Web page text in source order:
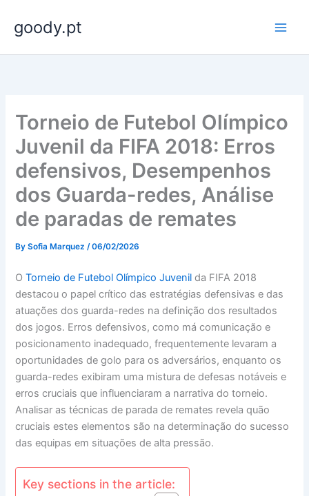
content
goody.pt
Torneio de Futebol Olímpico
Juvenil da FIFA 2018: Erros
defensivos, Desempenhos
dos Guarda-redes, Análise
de paradas de remates
BySofia Marquez/06/02/2026
OTorneio de Futebol Olímpico Juvenil da FIFA 2018
destacou o papel crítico das estratégias defensivas e das
atuações dos guarda-redes na definição dos resultados
dos jogos. Erros defensivos, como má comunicação e
posicionamento inadequado, frequentemente levaram a
oportunidades de golo para os adversários, enquanto os
guarda-redes exibiram uma mistura de defesas notáveis e
erros cruciais que influenciaram a narrativa do torneio.
Analisar as técnicas de parada de remates revela quão
cruciais estes elementos são na determinação do sucesso
das equipas em situações de alta pressão.
Key sections in the article: